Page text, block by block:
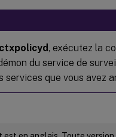
ctxpolicyd , exécutez la
du service de
services que vous avez